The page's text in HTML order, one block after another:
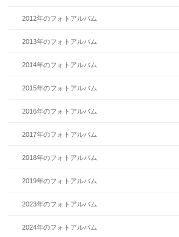
2012年のフォトアルバム
2013年のフォトアルバム
2014年のフォトアルバム
2015年のフォトアルバム
2016年のフォトアルバム
2017年のフォトアルバム
2018年のフォトアルバム
2019年のフォトアルバム
2023年のフォトアルバム
2024年のフォトアルバム